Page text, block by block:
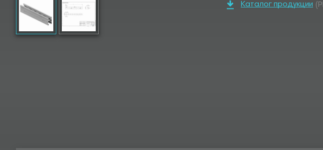
Каталог продукции